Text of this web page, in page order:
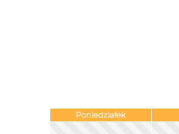
Poniedziałek